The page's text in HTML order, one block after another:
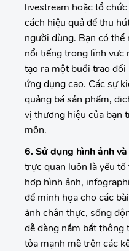
livestream hoặc tổ
cách hiệu quả để thu
người dùng. Bạn có thể
nổi tiếng trong lĩnh vực
tạo ra một buổi trao
ứng dụng cao. Các sự
quảng bá sản phẩm,
vị thương hiệu của bạn
môn.
6. Sử dụng hình ảnh
trực quan luôn là yếu
hợp hình ảnh,
để minh họa cho các
ảnh chân thực, sống
dễ dàng nắm bắt thông
tỏa mạnh mẽ trên các